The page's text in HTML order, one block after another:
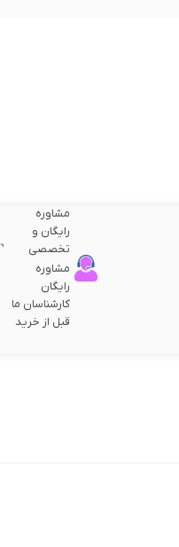
مشاوره
رایگان و
تخصصی
مشاوره
رایگان
کارشناسان ما
قبل از خرید